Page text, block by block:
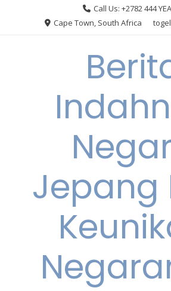
Call Us: +2782 444
Cape Town, South Africa
Jepang